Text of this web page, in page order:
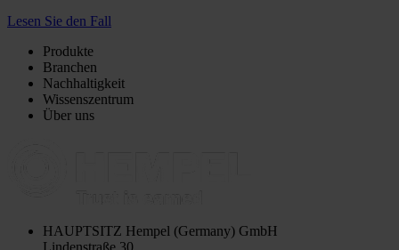
Lesen Sie den Fall
Produkte
Branchen
Nachhaltigkeit
Wissenszentrum
Über uns
HAUPTSITZ Hempel (Germany) GmbH